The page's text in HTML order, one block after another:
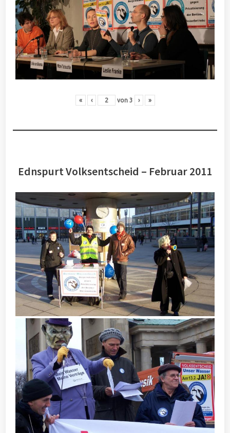
« ‹ von 3 › »
Ednspurt Volksentscheid – Februar 2011